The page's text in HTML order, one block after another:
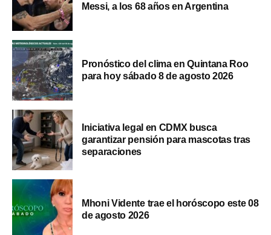
Messi, a los 68 años en Argentina
Pronóstico del clima en Quintana Roo
para hoy sábado 8 de agosto 2026
Iniciativa legal en CDMX busca
garantizar pensión para mascotas tras
separaciones
Mhoni Vidente trae el horóscopo este 08
de agosto 2026